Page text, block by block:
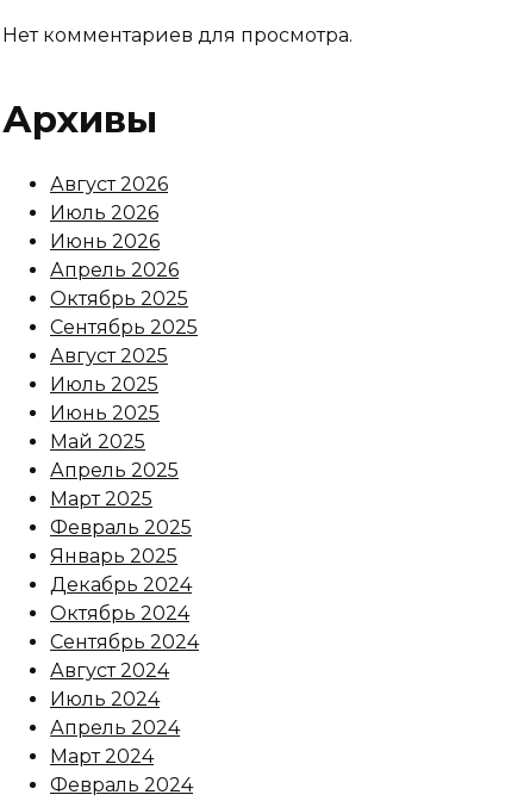
Нет комментариев для просмотра.
Архивы
Август 2026
Июль 2026
Июнь 2026
Апрель 2026
Октябрь 2025
Сентябрь 2025
Август 2025
Июль 2025
Июнь 2025
Май 2025
Апрель 2025
Март 2025
Февраль 2025
Январь 2025
Декабрь 2024
Октябрь 2024
Сентябрь 2024
Август 2024
Июль 2024
Апрель 2024
Март 2024
Февраль 2024